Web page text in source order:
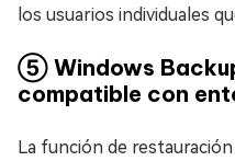
los usuarios individuales
⑤ Windows
compatible con
La función de